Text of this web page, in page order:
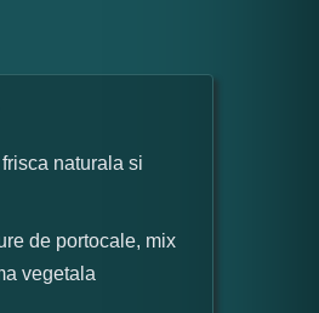
naturala si
de portocale, mix
vegetala